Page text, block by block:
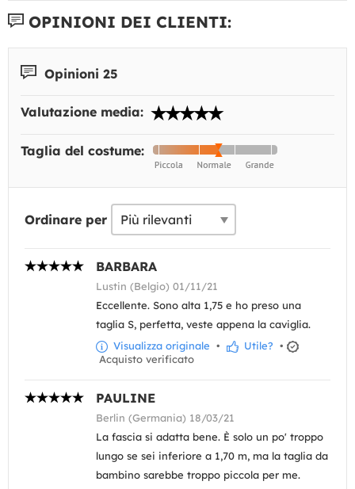
OPINIONI DEI CLIENTI:
Opinioni 25
Valutazione media:
Taglia del costume:
Ordinare per
BARBARA
Lustin (Belgio) 01/11/21
Eccellente. Sono alta 1,75 e ho preso una
taglia S, perfetta, veste appena la caviglia.
Visualizza originale • Utile? •
Acquisto verificato
PAULINE
Berlin (Germania) 18/03/21
La fascia si adatta bene. È solo un po' troppo
lungo se sei inferiore a 1,70 m, ma la taglia da
bambino sarebbe troppo piccola per me.